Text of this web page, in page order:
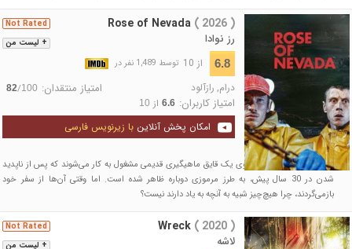
+ لیست من
Not Rated Rose of Nevada ( 2026 )
رز نوادا
6.8 از 10 توسط 1,489 نفر در
درام, رازآلود امتیاز منتقدان: 82/100
امتیاز کاربران: 6.6از 10
امکان پخش آنلاین با زیرنویس فارسی
دو مرد ناامید و درمانده، روی یک قایق ماهیگیری قدیمی مشغول به کار می‌شوند که پس از ناپدید
شدن در 30 سال پیش، به طرز مرموزی دوباره ظاهر شده است. اما وقتی آن‌ها از سفر خود
بازمی‌گردند، چرا هیچ‌چیز شبیه به آنچه به یاد دارند نیست؟
+ لیست من
Not Rated Wreck ( 2020 )
لاشه